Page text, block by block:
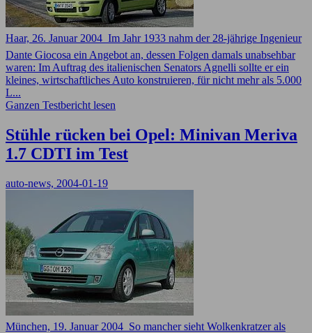
Haar, 26. Januar 2004  Im Jahr 1933 nahm der 28-jährige Ingenieur
Dante Giocosa ein Angebot an, dessen Folgen damals unabsehbar
waren: Im Auftrag des italienischen Senators Agnelli sollte er ein
kleines, wirtschaftliches Auto konstruieren, für nicht mehr als 5.000
L...
Ganzen Testbericht lesen
Stühle rücken bei Opel: Minivan Meriva
1.7 CDTI im Test
auto-news, 2004-01-19
München, 19. Januar 2004  So mancher sieht Wolkenkratzer als